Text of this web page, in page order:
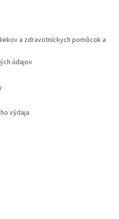
a zdravotníckych pomôcok a
údajov
výdaja